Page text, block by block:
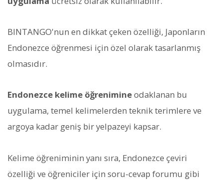
BINTANGO'nun en dikkat çeken özelliği, Japonların
Endonezce öğrenmesi için özel olarak tasarlanmış
olmasıdır.
Endonezce kelime öğrenimineodaklanan bu
uygulama, temel kelimelerden teknik terimlere ve
argoya kadar geniş bir yelpazeyi kapsar.
Kelime öğreniminin yanı sıra, Endonezce çeviri
özelliği ve öğreniciler için soru-cevap forumu gibi